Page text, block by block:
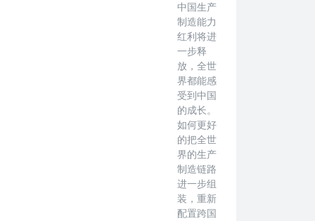
中国生产
制造能力
红利将进
一步释
放，全世
界都能感
受到中国
的成长。
如何更好
的把全世
界的生产
制造链路
进一步组
装，重新
配置跨国